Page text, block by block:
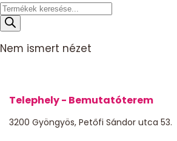
Products
search
Nem ismert nézet
Telephely - Bemutatóterem
3200 Gyöngyös, Petőfi Sándor utca 53.